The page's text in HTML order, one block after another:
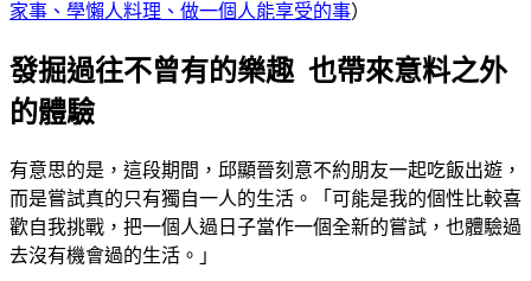
家事、學懶人料理、做一個人能享受的事）
發掘過往不曾有的樂趣 也帶來意料之外
的體驗
有意思的是，這段期間，邱顯晉刻意不約朋友一起吃飯出遊，
而是嘗試真的只有獨自一人的生活。「可能是我的個性比較喜
歡自我挑戰，把一個人過日子當作一個全新的嘗試，也體驗過
去沒有機會過的生活。」